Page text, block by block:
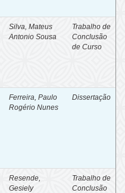
Silva, Mateus
Antonio Sousa
Trabalho de
Conclusão
de Curso
Ferreira, Paulo
Rogério Nunes
Dissertação
Resende,
Gesiely
Trabalho de
Conclusão